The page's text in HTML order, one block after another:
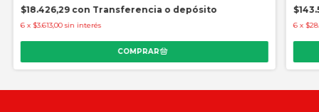
$18.426,29 con Transferencia o depósito
6 x $3.613,00 sin interés 6 x